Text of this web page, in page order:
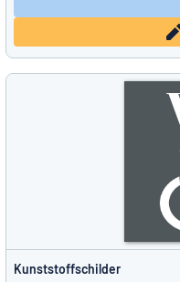
Kunststoffschilder